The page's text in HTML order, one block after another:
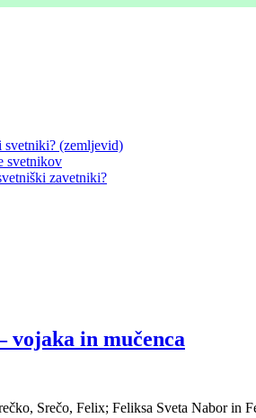
(zemljevid)
svetnikov
zavetniki?
vojaka in mučenca
Srečo, Felix; Feliksa Sveta Nabor in